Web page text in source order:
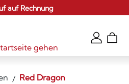
Rechnung
Red Dragon